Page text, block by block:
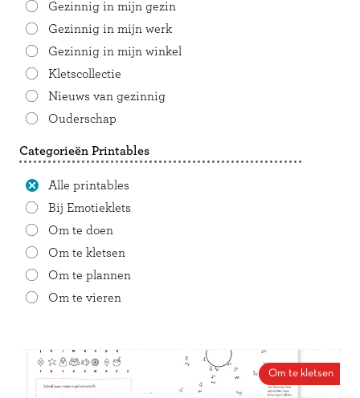
Gezinnig in mijn gezin
Gezinnig in mijn werk
Gezinnig in mijn winkel
Kletscollectie
Nieuws van gezinnig
Ouderschap
Categorieën Printables
Alle printables
Bij Emotieklets
Om te doen
Om te kletsen
Om te plannen
Om te vieren
Om te kletsen